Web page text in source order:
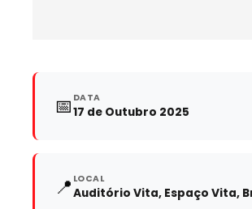
📅 DATA
17 de Outubro 2025
📍 LOCAL
Auditório Vita, Espaço Vita,